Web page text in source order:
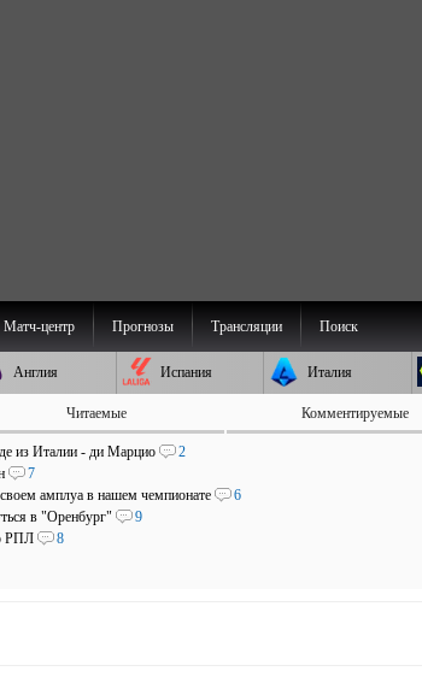
Матч-центр Прогнозы Трансляции Поиск
Англия Испания Италия
Читаемые Комментируемые
из Италии - ди Марцио
2
7
амплуа в нашем чемпионате
6
в "Оренбург"
9
РПЛ
8